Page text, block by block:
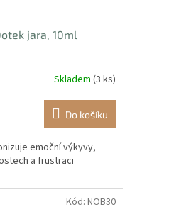
jara, 10ml
Skladem (3 ks)
Do košíku
emoční výkyvy,
a frustraci
Kód: NOB30